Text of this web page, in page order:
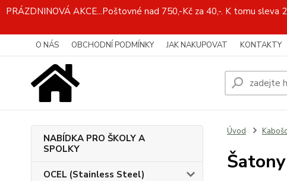
PRÁZDNINOVÁ AKCE...Poštovné nad 750,-Kč za 40,-. K tomu
O NÁS OBCHODNÍ PODMÍNKY JAK NAKUPOVAT KONTAKTY
NABÍDKA PRO ŠKOLY A
SPOLKY
OCEL (Stainless Steel)
Úvod
Šatony